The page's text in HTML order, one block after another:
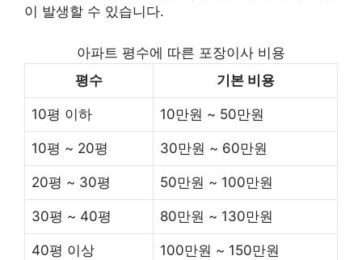
이 발생할 수 있습니다.
아파트 평수에 따른 포장이사 비용
평수
기본 비용
10평 이하 10만원 ~ 50만원
10평 ~ 20평 30만원 ~ 60만원
20평 ~ 30평 50만원 ~ 100만원
30평 ~ 40평 80만원 ~ 130만원
40평 이상 100만원 ~ 150만원